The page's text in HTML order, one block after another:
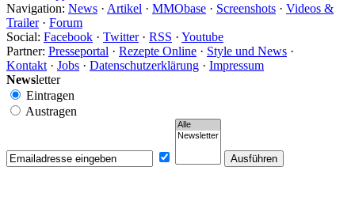
Navigation: News · Artikel · MMObase · Screenshots · Videos &
Trailer· Forum
Social: Facebook · Twitter· RSS · Youtube
Partner: Presseportal · Rezepte Online · Style und News ·
Kontakt · Jobs · Datenschutzerklärung · Impressum
Newsletter
Eintragen
Austragen